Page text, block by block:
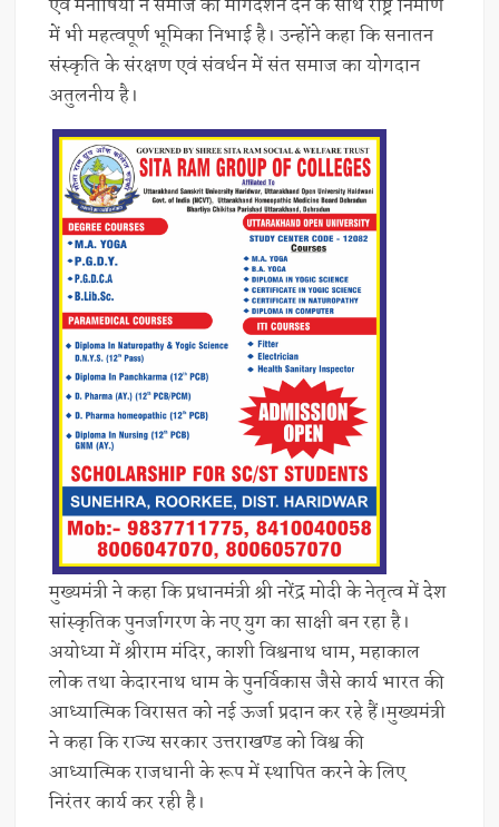
एवं मनीषियों ने समाज को मार्गदर्शन देने के साथ राष्ट्र निर्माण
में भी महत्वपूर्ण भूमिका निभाई है। उन्होंने कहा कि सनातन
संस्कृति के संरक्षण एवं संवर्धन में संत समाज का योगदान
अतुलनीय है।
मुख्यमंत्री ने कहा कि प्रधानमंत्री श्री नरेंद्र मोदी के नेतृत्व में देश
सांस्कृतिक पुनर्जागरण के नए युग का साक्षी बन रहा है।
अयोध्या में श्रीराम मंदिर, काशी विश्वनाथ धाम, महाकाल
लोक तथा केदारनाथ धाम के पुनर्विकास जैसे कार्य भारत की
आध्यात्मिक विरासत को नई ऊर्जा प्रदान कर रहे हैं।मुख्यमंत्री
ने कहा कि राज्य सरकार उत्तराखण्ड को विश्व की
आध्यात्मिक राजधानी के रूप में स्थापित करने के लिए
निरंतर कार्य कर रही है।